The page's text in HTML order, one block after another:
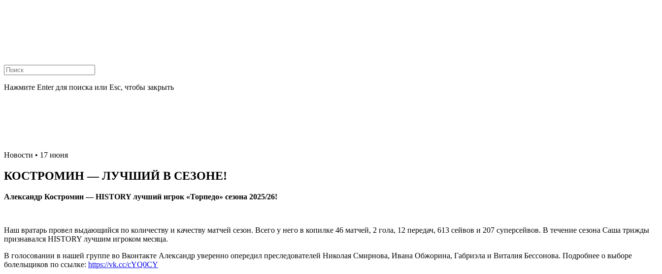
Нажмите Enter для поиска или Esc, чтобы закрыть
Новости • 17 июня
КОСТРОМИН — ЛУЧШИЙ В СЕЗОНЕ!
Александр Костромин — HISTORY лучший игрок «Торпедо» сезона 2025/26!
Наш вратарь провел выдающийся по количеству и качеству матчей сезон. Всего у него в копилке 46 матчей, 2 гола, 12 передач, 613 сейвов и 207 суперсейвов. В течение сезона Саша трижды
признавался HISTORY лучшим игроком месяца.
В голосовании в нашей группе во Вконтакте Александр уверенно опередил преследователей Николая Смирнова, Ивана Обжорина, Габриэла и Виталия Бессонова. Подробнее о выборе
болельщиков по ссылке: https://vk.cc/cYQ0CY